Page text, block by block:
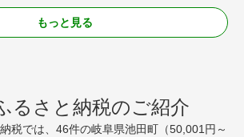
もっと見る
るさと納税のご紹介
税では、46件の岐阜県池田町（50,001円～